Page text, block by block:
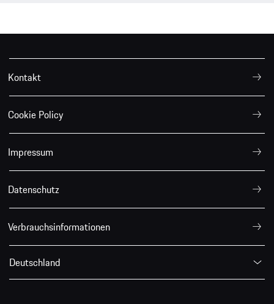
Kontakt
Cookie Policy
Impressum
Datenschutz
Verbrauchsinformationen
Deutschland